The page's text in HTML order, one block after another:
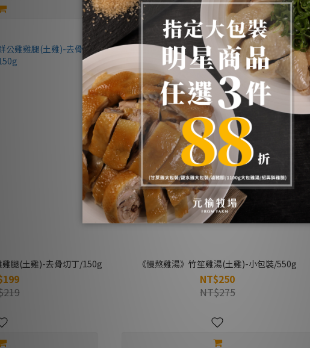
雞腿(土雞)-去骨切丁/150g 《慢熬雞湯》竹笙雞湯(土雞)-小包裝/550g
NT$250
NT$275